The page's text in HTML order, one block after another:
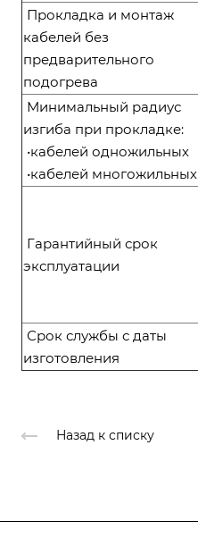
Прокладка и монтаж
кабелей без
предварительного
подогрева
Минимальный радиус
изгиба при прокладке:
•кабелей одножильных
•кабелей многожильных
Гарантийный срок
эксплуатации
Срок службы с даты
изготовления
Назад к списку